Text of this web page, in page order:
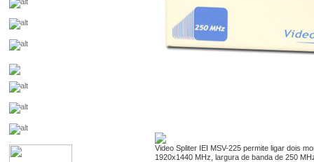
Video Spliter IEI MSV-225 permite ligar dois
1920x1440 MHz, largura de banda de 250